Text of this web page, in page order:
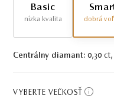
Basic
nízka kvalita dobrá
Centrálny diamant: 0,30 ct,
VYBERTE VEĽKOSŤ